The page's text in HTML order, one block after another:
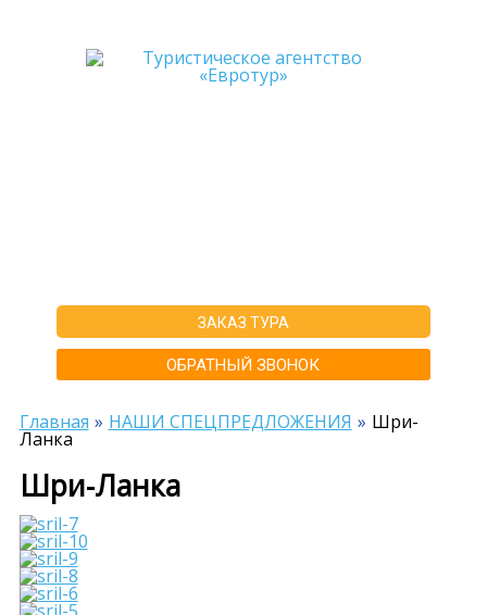
ЗАКАЗ ТУРА
ОБРАТНЫЙ ЗВОНОК
Главная НАШИ СПЕЦПРЕДЛОЖЕНИЯ Шри-
Ланка
Шри-Ланка